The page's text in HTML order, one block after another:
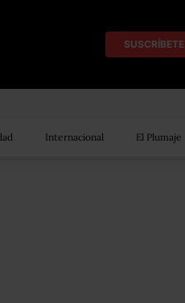
SUSCRÍBETE
Internacional El Plumaje